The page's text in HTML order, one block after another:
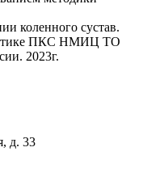
коленного сустав.
ПКС НМИЦ ТО
2023г.
д. 33